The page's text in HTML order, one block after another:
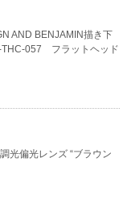
AND BENJAMIN描き下
057 フラットヘッド
光偏光レンズ “ブラウン